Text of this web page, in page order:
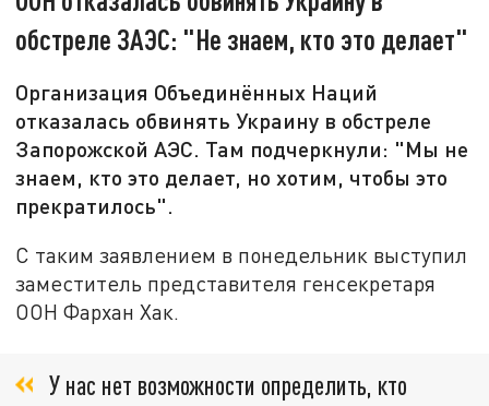
обстреле ЗАЭС: "Не знаем, кто это делает"
Организация Объединённых Наций
отказалась обвинять Украину в обстреле
Запорожской АЭС. Там подчеркнули: "Мы не
знаем, кто это делает, но хотим, чтобы это
прекратилось".
С таким заявлением в понедельник выступил
заместитель представителя генсекретаря
ООН Фархан Хак.
У нас нет возможности определить, кто